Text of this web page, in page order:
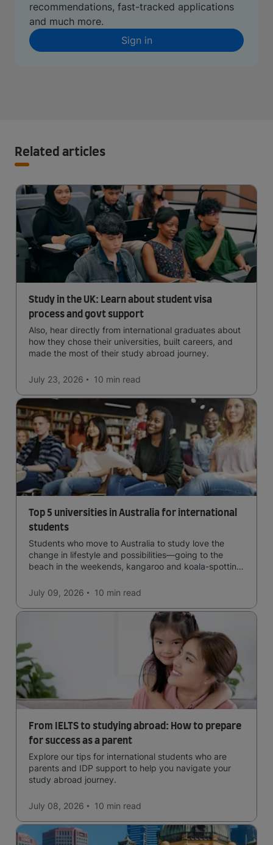
recommendations, fast-tracked applications
and much more.
Sign in
Related articles
Study in the UK: Learn about student visa
process and govt support
Also, hear directly from international graduates about
how they chose their universities, built careers, and
made the most of their study abroad journey.
July 23, 2026 10 min read
Top 5 universities in Australia for international
students
Students who move to Australia to study love the
change in lifestyle and possibilities—going to the
beach in the weekends, kangaroo and koala-spotting
easy to manage traffic and a high standard of living.
July 09, 2026 10 min read
From IELTS to studying abroad: How to prepare
for success as a parent
Explore our tips for international students who are
parents and IDP support to help you navigate your
study abroad journey.
July 08, 2026 10 min read